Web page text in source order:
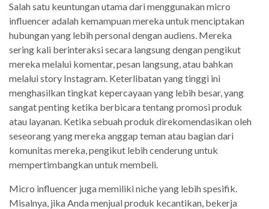
Salah satu keuntungan utama dari menggunakan micro
influencer adalah kemampuan mereka untuk menciptakan
hubungan yang lebih personal dengan audiens. Mereka
sering kali berinteraksi secara langsung dengan pengikut
mereka melalui komentar, pesan langsung, atau bahkan
melalui story Instagram. Keterlibatan yang tinggi ini
menghasilkan tingkat kepercayaan yang lebih besar, yang
sangat penting ketika berbicara tentang promosi produk
atau layanan. Ketika sebuah produk direkomendasikan oleh
seseorang yang mereka anggap teman atau bagian dari
komunitas mereka, pengikut lebih cenderung untuk
mempertimbangkan untuk membeli.
Micro influencer juga memiliki niche yang lebih spesifik.
Misalnya, jika Anda menjual produk kecantikan, bekerja